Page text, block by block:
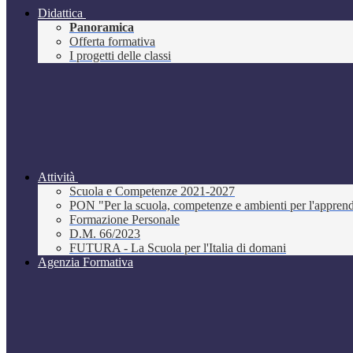
Didattica
Panoramica
Offerta formativa
I progetti delle classi
Attività
Scuola e Competenze 2021-2027
PON "Per la scuola, competenze e ambienti per
Formazione Personale
D.M. 66/2023
FUTURA - La Scuola per l'Italia di domani
Agenzia Formativa